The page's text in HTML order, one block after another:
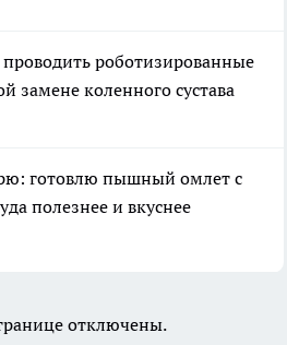
роботизированные
замене коленного сустава
готовлю пышный омлет с
полезнее и вкуснее
отключены.